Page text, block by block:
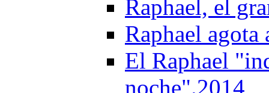
Raphael, el
Raphael
El Raphael
noche".2014